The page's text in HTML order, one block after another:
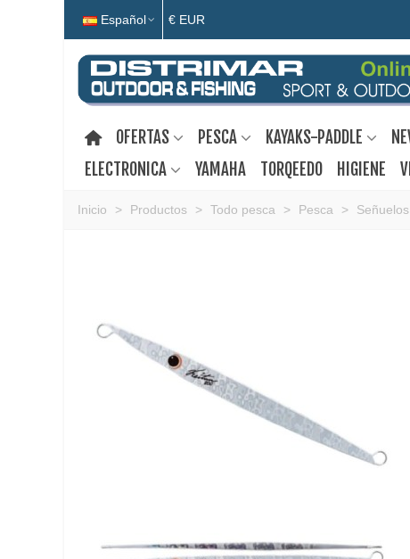
Español € EUR
OFERTAS PESCA KAYAKS-PADDLE
ELECTRONICA
YAMAHA TORQEEDO HIGIENE
Inicio > Productos > Todo pesca > Pesca >